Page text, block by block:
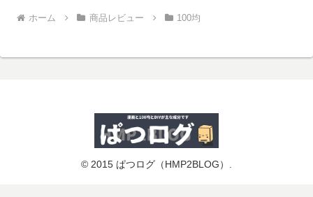
ホーム 商品レビュー 100均
© 2015 ぱつログ（HMP2BLOG）.